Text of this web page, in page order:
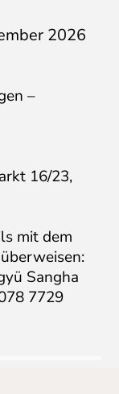
2026
–
16/23,
mit dem
Sangha
7729